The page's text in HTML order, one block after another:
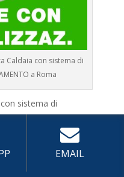
Caldaia con sistema di
a Roma
sistema di
di centralizzato a
EMAIL